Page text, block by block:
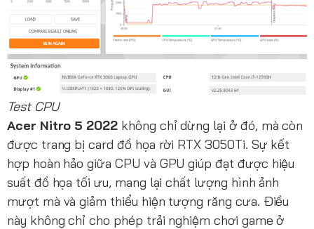
Test CPU
Acer Nitro 5 2022 không chỉ dừng lại ở đó, mà còn
được trang bị card đồ họa rời RTX 3050Ti. Sự kết
hợp hoàn hảo giữa CPU và GPU giúp đạt được hiệu
suất đồ họa tối ưu, mang lại chất lượng hình ảnh
mượt mà và giảm thiểu hiện tượng răng cưa. Điều
này không chỉ cho phép trải nghiệm chơi game ở